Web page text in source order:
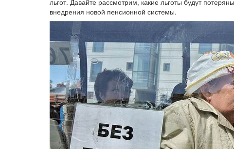
льгот. Давайте рассмотрим, какие льготы будут
внедрения новой пенсионной системы.